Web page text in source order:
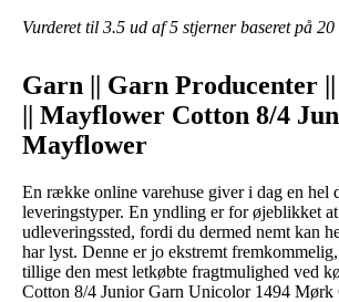
Vurderet til 3.5 ud af 5 stjerner baseret på 20
Garn || Garn Producenter
|| Mayflower Cotton 8/4
Mayflower
En række online varehuse giver i dag en hel
leveringstyper. En yndling er for øjeblikket
udleveringssted, fordi du dermed nemt kan
har lyst. Denne er jo ekstremt fremkommelig,
tillige den mest letkøbte fragtmulighed ved
Cotton 8/4 Junior Garn Unicolor 1494 Mørk